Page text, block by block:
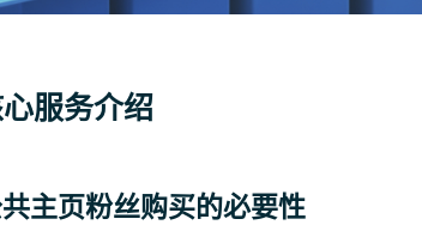
服务介绍
主页粉丝购买的必要性